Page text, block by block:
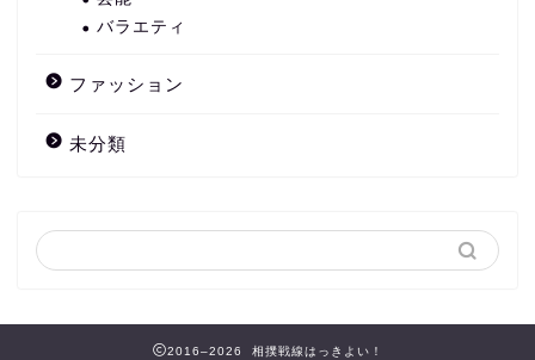
バラエティ
ファッション
未分類
2016–2026 相撲戦線はっきよい！